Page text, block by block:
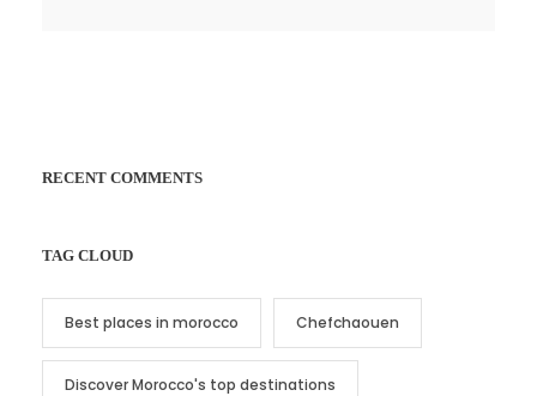
RECENT COMMENTS
TAG CLOUD
Best places in morocco Chefchaouen
Discover Morocco's top destinations